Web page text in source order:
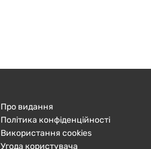
Про видання
Політика конфіденційності
Використання cookies
Угода користувача